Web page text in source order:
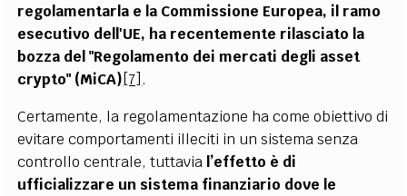
regolamentarla e la Commissione Europea, il ramo
esecutivo dell'UE, ha recentemente rilasciato la
bozza del "Regolamento dei mercati degli asset
crypto" (MiCA)[7] .
Certamente, la regolamentazione ha come obiettivo di
evitare comportamenti illeciti in un sistema senza
controllo centrale, tuttavia l’effetto è di
ufficializzare un sistema finanziario dove le